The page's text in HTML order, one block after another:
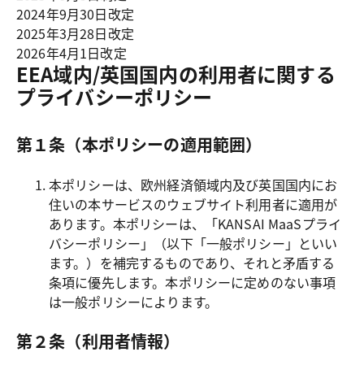
2024年9月30日改定
2025年3月28日改定
2026年4月1日改定
EEA域内/英国国内の利用者に関する
プライバシーポリシー
第１条（本ポリシーの適用範囲）
本ポリシーは、欧州経済領域内及び英国国内にお
住いの本サービスのウェブサイト利用者に適用が
あります。本ポリシーは、「KANSAI MaaSプライ
バシーポリシー」（以下「一般ポリシー」といい
ます。）を補完するものであり、それと矛盾する
条項に優先します。本ポリシーに定めのない事項
は一般ポリシーによります。
第２条（利用者情報）